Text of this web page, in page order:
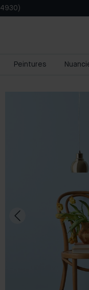
4930 )
Peintures